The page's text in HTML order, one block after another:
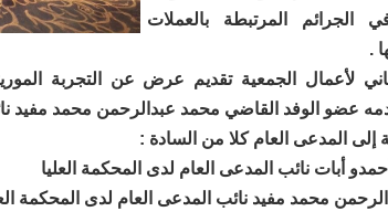
الجرائم المرتبطة بالعملات
.
لأعمال الجمعية تقديم عرض عن التجربة
عضو الوفد القاضي محمد عبدالرحمن محمد مفيد
إلى المدعى العام كلا من السادة :
أبات نائب المدعى العام لدى المحكمة العليا
محمد مفيد نائب المدعى العام لدى المحكمة